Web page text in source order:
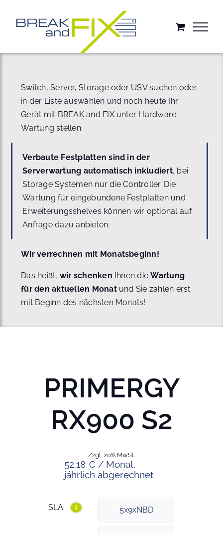
springen
Switch, Server, Storage oder USV suchen oder
in der Liste auswählen und noch heute Ihr
Gerät mit BREAK and FIX unter Hardware
Wartung stellen.
Verbaute Festplatten sind in der
Serverwartung automatisch inkludiert, bei
Storage Systemen nur die Controller. Die
Wartung für eingebundene Festplatten und
Erweiterungsshelves können wir optional auf
Anfrage dazu anbieten.
Wir verrechnen mit Monatsbeginn!
Das heißt, wir schenken Ihnen dieWartung
für den aktuellen Monat und Sie zahlen erst
mit Beginn des nächsten Monats!
PRIMERGY
RX900 S2
52.18 € / Monat,
jährlich abgerechnet
Zzgl. 20% MwSt.
SLA i 5x9xNBD